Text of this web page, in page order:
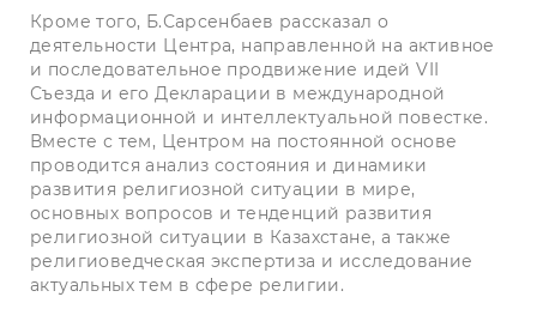
Кроме того, Б.Сарсенбаев рассказал о
деятельности Центра, направленной на активное
и последовательное продвижение идей VII
Съезда и его Декларации в международной
информационной и интеллектуальной повестке.
Вместе с тем, Центром на постоянной основе
проводится анализ состояния и динамики
развития религиозной ситуации в мире,
основных вопросов и тенденций развития
религиозной ситуации в Казахстане, а также
религиоведческая экспертиза и исследование
актуальных тем в сфере религии.